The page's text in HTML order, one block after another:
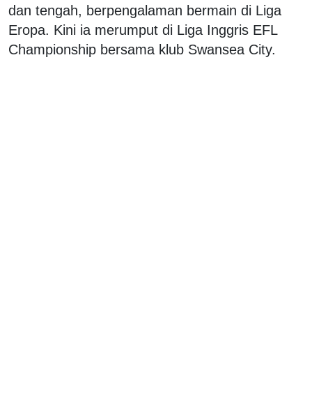
dan tengah, berpengalaman bermain di Liga
Eropa. Kini ia merumput di Liga Inggris EFL
Championship bersama klub Swansea City.